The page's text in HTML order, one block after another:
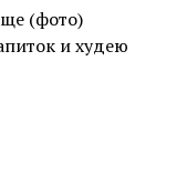
(фото)
и худею